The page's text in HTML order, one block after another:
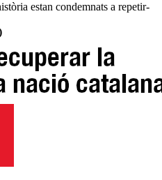
estan condemnats a repetir-